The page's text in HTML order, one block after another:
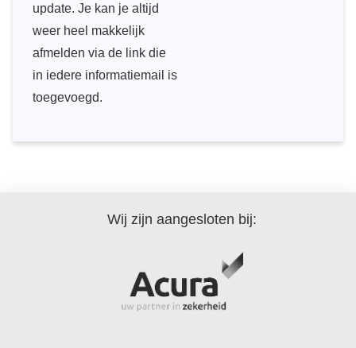
update. Je kan je altijd
weer heel makkelijk
afmelden via de link die
in iedere informatiemail is
toegevoegd.
Wij zijn aangesloten bij: